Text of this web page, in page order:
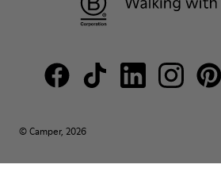
© Camper, 2026